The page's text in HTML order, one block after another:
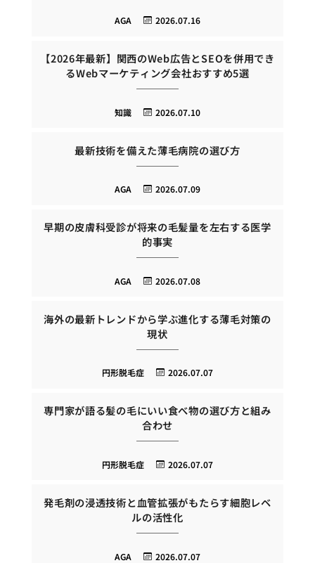
2026.07.16
AGA
【2026年最新】関西のWeb広告とSEOを併用でき
るWebマーケティング会社おすすめ5選
2026.07.10
知識
最新技術を備えた薄毛病院の選び方
2026.07.09
AGA
早期の皮膚科受診が将来の毛髪量を左右する医学
的事実
2026.07.08
AGA
海外の最新トレンドから学ぶ進化する薄毛対策の
現状
2026.07.07
円形脱毛症
専門家が語る髪の毛にいい食べ物の選び方と組み
合わせ
2026.07.07
円形脱毛症
発毛剤の浸透技術と血管拡張がもたらす細胞レベ
ルの活性化
2026.07.07
AGA